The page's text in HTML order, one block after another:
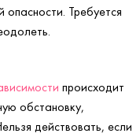
опасности. Требуется
происходит
обстановку,
действовать, если